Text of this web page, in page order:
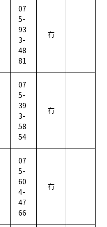
07
5-
93
3-
48
81
有
07
5-
39
3-
58
54
有
07
5-
60
4-
47
66
有